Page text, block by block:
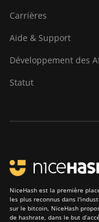
Carrières
Aide & Support
Développement des
Statut
NiceHash est la première
les plus reconnus dans
sur le bitcoin, NiceHash
de hashrate, dans le but